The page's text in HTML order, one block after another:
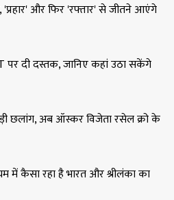
'प्रहार' और फिर 'रफ्तार' से जीतने आएंगे
दी दस्तक, जानिए कहां उठा सकेंगे
छलांग, अब ऑस्कर विजेता रसेल क्रो के
में कैसा रहा है भारत और श्रीलंका का